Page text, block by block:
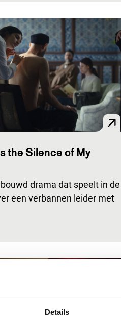
Details
the Silence of My
drama dat speelt in de
een verbannen leider met